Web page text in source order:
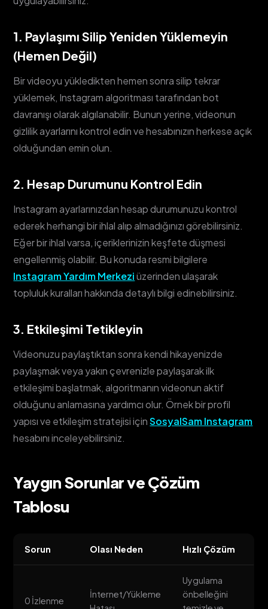
1. Paylaşımı Silip Yeniden Yüklemeyin
(Hemen Değil)
Bir videoyu yükledikten hemen sonra silip tekrar
yüklemek, Instagram algoritması tarafından bot
davranışı olarak algılanabilir. Bunun yerine, videonun
gizlilik ayarlarını kontrol edin ve hesabınızın herkese açık
olduğundan emin olun.
2. Hesap Durumunu Kontrol Edin
Instagram ayarlarınızdan hesap durumunuzu kontrol
ederek herhangi bir ihlal alıp almadığınızı görebilirsiniz.
Eğer bir ihlal varsa, içeriklerinizin keşfete düşmesi
engellenmiş olabilir. Bu konuda resmi bilgilere
Instagram Yardım Merkeziüzerinden ulaşarak
topluluk kuralları hakkında detaylı bilgi edinebilirsiniz.
3. Etkileşimi Tetikleyin
Videonuzu paylaştıktan sonra kendi hikayenizde
paylaşmak veya yakın çevrenizle paylaşarak ilk
etkileşimi başlatmak, algoritmanın videonun aktif
olduğunu anlamasına yardımcı olur. Örnek bir profil
yapısı ve etkileşim stratejisi içinSosyalSam Instagram
hesabını inceleyebilirsiniz.
Yaygın Sorunlar ve Çözüm
Tablosu
Sorun Olası Neden Hızlı Çözüm
0 İzlenme
İnternet/Yükleme
Uygulama
önbelleğini